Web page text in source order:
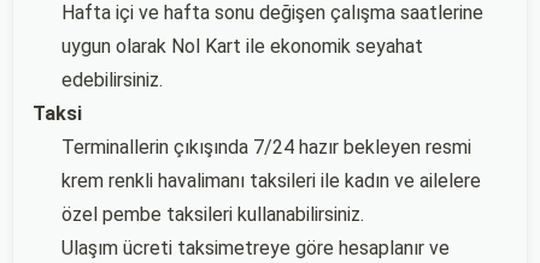
Hafta içi ve hafta sonu değişen çalışma saatlerine
uygun olarak Nol Kart ile ekonomik seyahat
edebilirsiniz.
Taksi
Terminallerin çıkışında 7/24 hazır bekleyen resmi
krem renkli havalimanı taksileri ile kadın ve ailelere
özel pembe taksileri kullanabilirsiniz.
Ulaşım ücreti taksimetreye göre hesaplanır ve